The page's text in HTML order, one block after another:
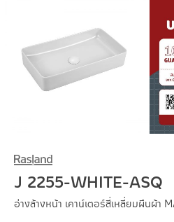
J 2255-WHITE-ASQ
อ่างล้างหน้า เคาน์เตอร์สี่เหลี่ยมผืนผ้า